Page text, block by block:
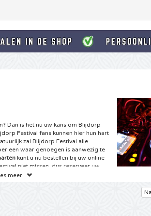
Dan is het nu uw kans om Blijdorp
Festival fans kunnen hier hun hart
zal Blijdorp Festival alle
een waar genoegen is aanwezig te
kunt u nu bestellen bij uw online
niet missen, dus reserveer uw
wachten tot de volgende reeks
meer